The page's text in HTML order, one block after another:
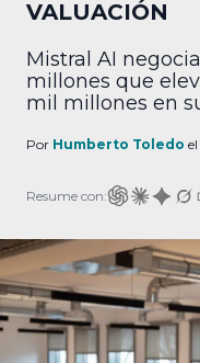
VALUACIÓN
Mistral AI
millones que
mil millones en
Por Humberto Toledo
Resume con: